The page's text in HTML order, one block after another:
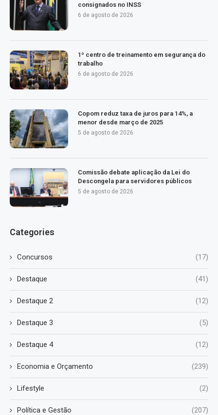
consignados no INSS
6 de agosto de 2026
1º centro de treinamento em segurança do
trabalho
6 de agosto de 2026
Copom reduz taxa de juros para 14%, a
menor desde março de 2025
5 de agosto de 2026
Comissão debate aplicação da Lei do
Descongela para servidores públicos
5 de agosto de 2026
Categories
Concursos (17)
Destaque (41)
Destaque 2 (12)
Destaque 3 (5)
Destaque 4 (12)
Economia e Orçamento (239)
Lifestyle (2)
Política e Gestão (207)